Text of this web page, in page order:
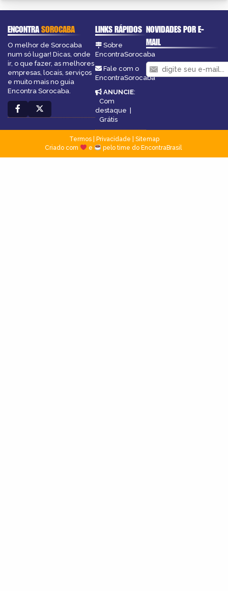
ENCONTRASOROCABA
O melhor de Sorocaba
num só lugar! Dicas, onde
ir, o que fazer, as melhores
empresas, locais, serviços
e muito mais no guia
Encontra Sorocaba.
LINKS RÁPIDOS
Sobre
EncontraSorocaba
Fale com o
EncontraSorocaba
ANUNCIE:
Com
destaque |
Grátis
NOVIDADES POR E-
MAIL
Termos| Privacidade
Sitemap
Criado com
e pelo time do EncontraBrasil